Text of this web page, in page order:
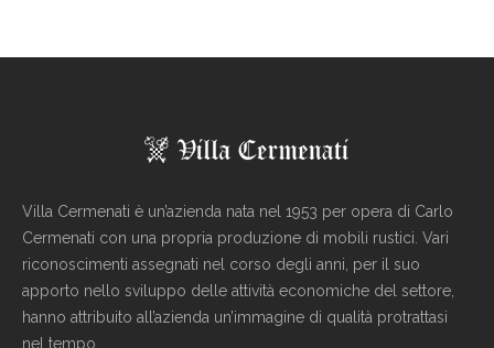
Villa Cermenati è un’azienda nata nel 1953 per opera di Carlo
Cermenati con una propria produzione di mobili rustici. Vari
riconoscimenti assegnati nel corso degli anni, per il suo
apporto nello sviluppo delle attività economiche del settore,
hanno attribuito all’azienda un’immagine di qualità protrattasi
nel tempo.